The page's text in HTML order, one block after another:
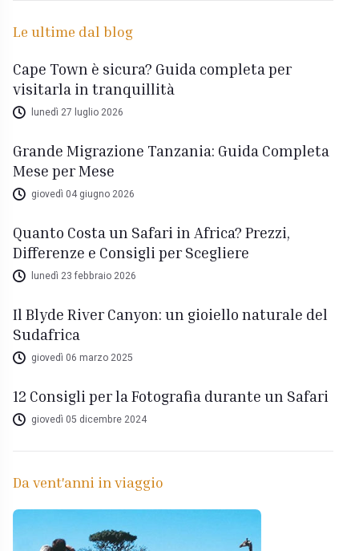
Le ultime dal blog
Cape Town è sicura? Guida completa per
visitarla in tranquillità
lunedì 27 luglio 2026
Grande Migrazione Tanzania: Guida Completa
Mese per Mese
giovedì 04 giugno 2026
Quanto Costa un Safari in Africa? Prezzi,
Differenze e Consigli per Scegliere
lunedì 23 febbraio 2026
Il Blyde River Canyon: un gioiello naturale del
Sudafrica
giovedì 06 marzo 2025
12 Consigli per la Fotografia durante un Safari
giovedì 05 dicembre 2024
Da vent'anni in viaggio